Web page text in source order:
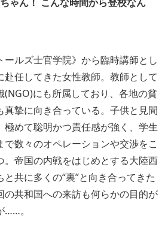
ールズ士官学院》から臨時講師とし
赴任してきた女性教師。教師として
(NGO)にも所属しており、各地の貧
真摯に向き合っている。子供と見間
極めて聡明かつ責任感が強く、学生
で数々のオペレーションや交渉をこ
。帝国の内戦をはじめとする大陸西
共に多くの“裏”と向き合ってきた
の共和国への来訪も何らかの目的が
……。